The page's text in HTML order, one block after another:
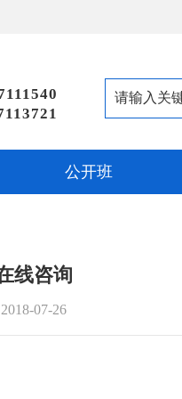
公开班
线咨询
2018-07-26